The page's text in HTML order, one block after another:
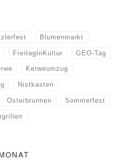
Blumenmarkt
FreitagInKultur GEO-Tag
Kerweumzug
Nistkasten
Osterbrunnen Sommerfest